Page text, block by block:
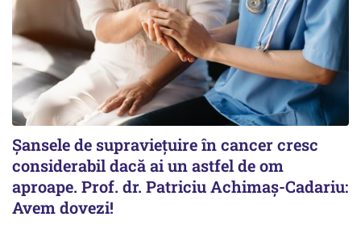
Șansele de supraviețuire în cancer cresc
considerabil dacă ai un astfel de om
aproape. Prof. dr. Patriciu Achimaș-Cadariu:
Avem dovezi!